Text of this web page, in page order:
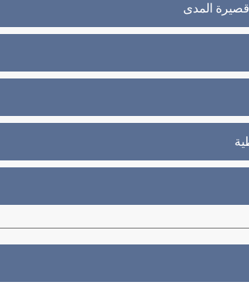
قصيرة المدى